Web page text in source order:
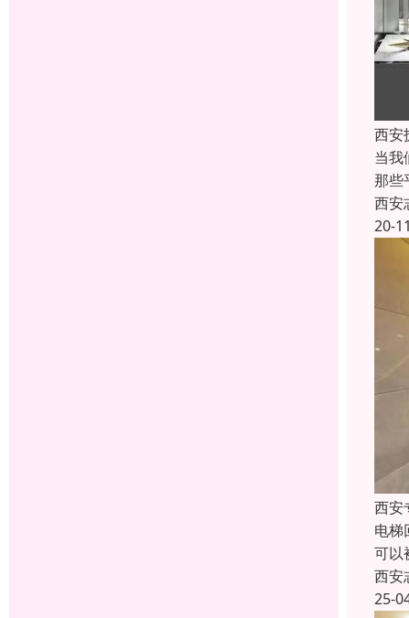
西安
当我
那些
西安
20-
西安
电梯
可以
西安
25-